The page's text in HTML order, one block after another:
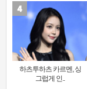
하츠투하츠 카르멘, 싱
그럽게 인..